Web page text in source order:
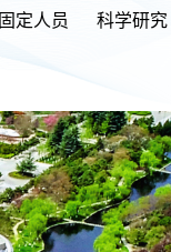
固定人员 科学研究